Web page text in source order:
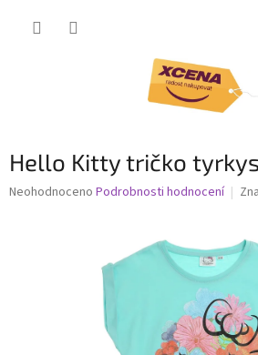
Hello Kitty tričko
Průměrné
Neohodnoceno Podrobnosti hodnocení